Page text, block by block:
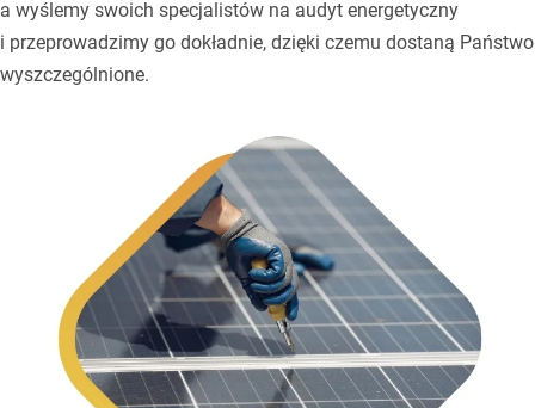
a wyślemy swoich specjalistów na audyt energetyczny
i przeprowadzimy go dokładnie, dzięki czemu dostaną Państwo
wyszczególnione.